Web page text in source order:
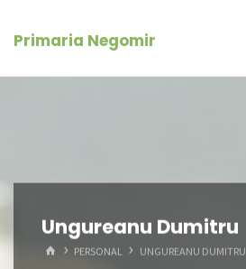
Primaria Negomir
Ungureanu Dumitru
HOMEPERSONAL UNGUREANU DUMITRU